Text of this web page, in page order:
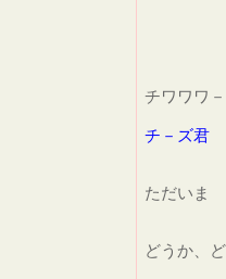
チワワワ
チ－ズ君
ただいま
どうか、